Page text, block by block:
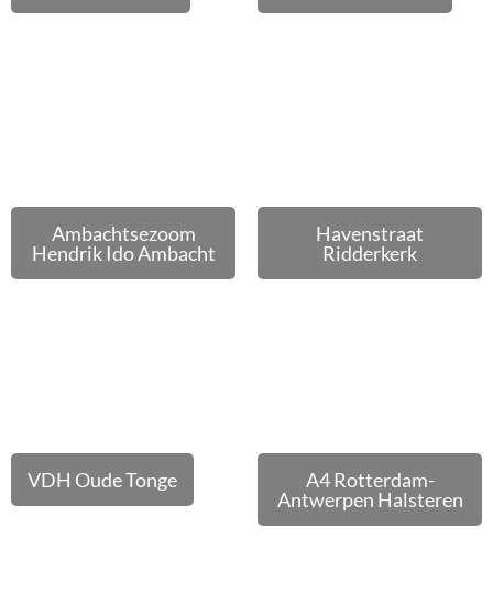
Ambachtsezoom
Hendrik Ido Ambacht
Havenstraat
Ridderkerk
VDH Oude Tonge
A4 Rotterdam-
Antwerpen Halsteren